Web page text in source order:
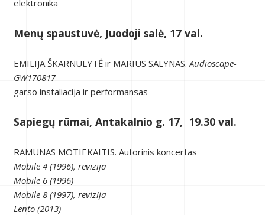
elektronika
Menų spaustuvė, Juodoji salė, 17 val.
EMILIJA ŠKARNULYTĖ ir MARIUS SALYNAS. Audioscape-
GW170817
garso instaliacija ir performansas
Sapiegų rūmai, Antakalnio g. 17, 19.30 val.
RAMŪNAS MOTIEKAITIS. Autorinis koncertas
Mobile 4 (1996), revizija
Mobile 6 (1996)
Mobile 8 (1997), revizija
Lento (2013)